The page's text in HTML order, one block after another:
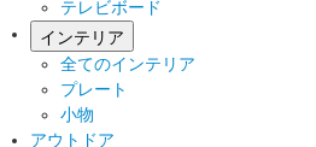
テレビボード
インテリア
全てのインテリア
プレート
小物
アウトドア